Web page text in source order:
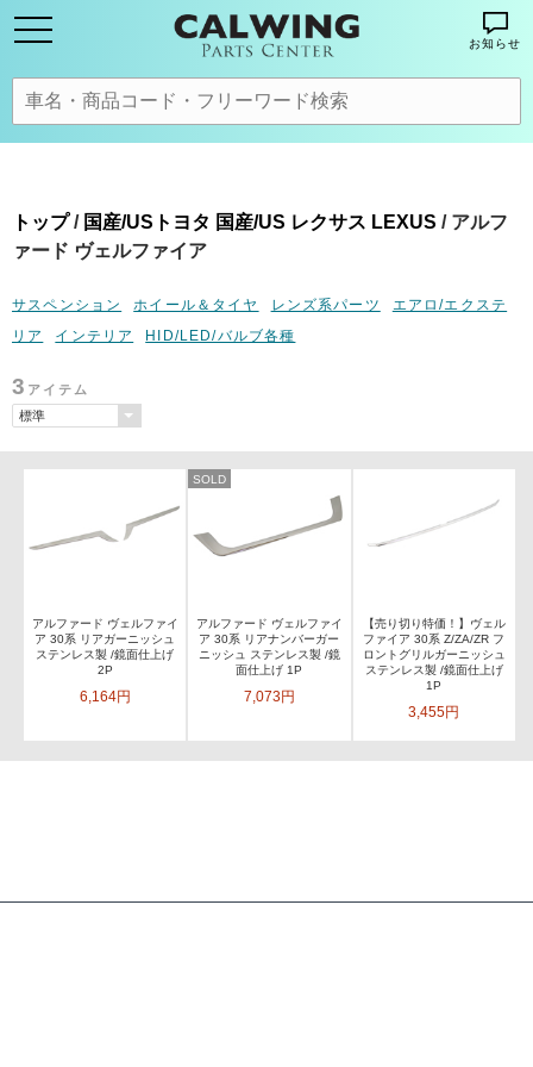
お知らせ
トップ/ 国産/USトヨタ 国産/US レクサス LEXUS / アルフ
ァード ヴェルファイア
サスペンション ホイール＆タイヤ レンズ系パーツ
エアロ/エクステ
リア
インテリア HID/LED/バルブ各種
3 アイテム
アルファード ヴェルファイ
ア 30系 リアガーニッシュ
ステンレス製 /鏡面仕上げ
2P
6,164円
SOLD
アルファード ヴェルファイ
ア 30系 リアナンバーガー
ニッシュ ステンレス製 /鏡
面仕上げ 1P
7,073円
【売り切り特価！】ヴェル
ファイア 30系 Z/ZA/ZR フ
ロントグリルガーニッシュ
ステンレス製 /鏡面仕上げ
1P
3,455円